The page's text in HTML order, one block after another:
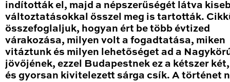
indították el, majd a népszerűségét látva
változtatásokkal ősszel meg is tartották.
összefoglaljuk, hogyan ért be több évtized
várakozása, milyen volt a fogadtatása, miken
vitáztunk és milyen lehetőséget ad a
jövőjének, ezzel Budapestnek ez a kétszer
és gyorsan kivitelezett sárga csík. A történet